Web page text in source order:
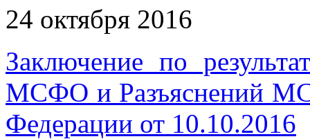
24 октября 2016
Заключение по
МСФО и Разъяснений
Федерации от 10.10.2016